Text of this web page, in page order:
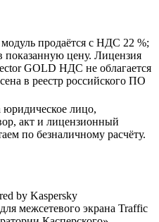
продаётся с НДС 22 %;
показанную цену. Лицензия
GOLD НДС не облагается
в реестр российского ПО
лицо,
акт и лицензионный
по безналичному расчёту.
by Kaspersky
межсетевого экрана Traffic